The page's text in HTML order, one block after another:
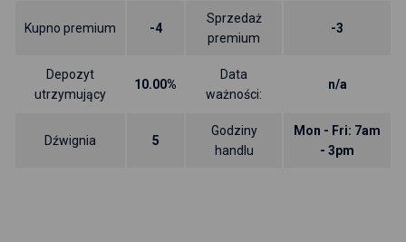
Kupno premium -4
Sprzedaż
premium
-3
Depozyt
utrzymujący
10.00%
Data
ważności:
n/a
Dźwignia 5
Godziny
handlu
Mon - Fri: 7am
- 3pm